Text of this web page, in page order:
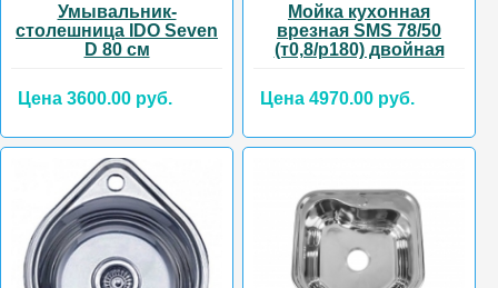
Умывальник-
столешница IDO Seven
D 80 см
Цена 3600.00 руб.
Мойка кухонная
врезная SMS 78/50
(т0,8/р180) двойная
Цена 4970.00 руб.